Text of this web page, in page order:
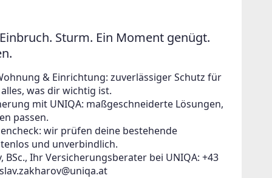
Sturm. Ein Moment genügt.
& Einrichtung: zuverlässiger Schutz für
was dir wichtig ist.
mit UNIQA: maßgeschneiderte Lösungen,
passen.
wir prüfen deine bestehende
und unverbindlich.
BSc., Ihr Versicherungsberater bei UNIQA: +43